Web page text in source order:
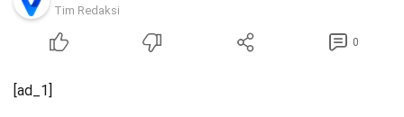
Tim Redaksi
0
[ad_1]